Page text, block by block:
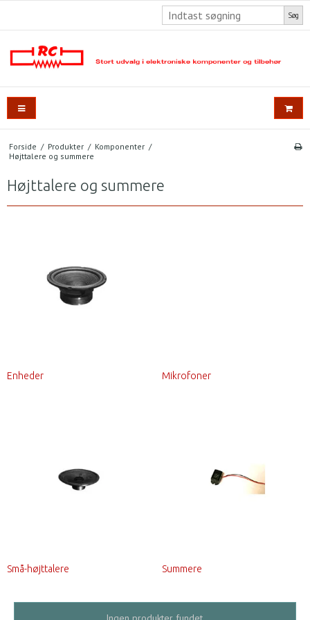
Søg
Forside / Produkter / Komponenter /
Højttalere og summere
Højttalere og summere
Enheder Mikrofoner
Små-højttalere Summere